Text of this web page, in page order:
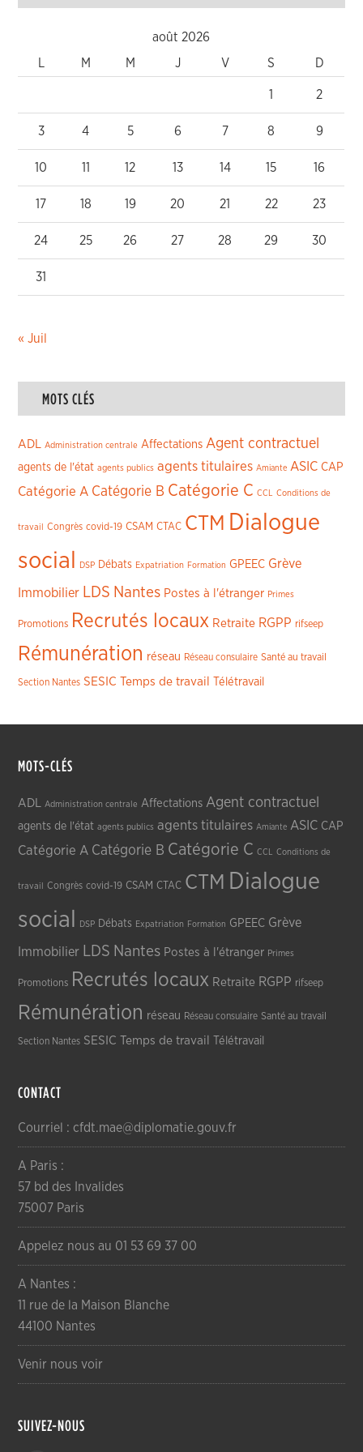
août 2026
M M J V S D
1 2
3 4 5 6 7 8 9
10 11 12 13 14 15 16
17 18 19 20 21 22 23
24 25 26 27 28 29 30
31
« Juil
MOTS CLÉS
ADL Administration centrale Affectations Agent contractuel
agents de l'état agents publics agents titulaires Amiante ASIC CAP
Catégorie A Catégorie B Catégorie C CCL Conditions de
travail Congrès covid-19 CSAM CTAC CTM Dialogue
social
DSP Débats Expatriation Formation GPEEC Grève
Immobilier LDS Nantes Postes à l'étranger Primes
Promotions Recrutés locaux Retraite RGPP rifseep
Rémunération réseau Réseau consulaire Santé au travail
Section Nantes SESIC Temps de travail Télétravail
MOTS-CLÉS
ADL Administration centrale Affectations Agent contractuel
agents de l'état agents publics agents titulaires Amiante ASIC CAP
Catégorie A Catégorie B Catégorie C CCL Conditions de
travail Congrès covid-19 CSAM CTAC CTM Dialogue
social
DSP Débats Expatriation Formation GPEEC Grève
Immobilier LDS Nantes Postes à l'étranger Primes
Promotions Recrutés locaux Retraite RGPP rifseep
Rémunération réseau Réseau consulaire Santé au travail
Section Nantes SESIC Temps de travail Télétravail
CONTACT
Courriel : cfdt.mae@diplomatie.gouv.fr
A Paris :
57 bd des Invalides
75007 Paris
Appelez nous au 01 53 69 37 00
A Nantes :
11 rue de la Maison Blanche
44100 Nantes
Venir nous voir
SUIVEZ-NOUS